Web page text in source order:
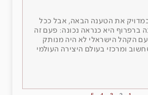
את הטענה הבאה, אבל ככל
ברפרוף היא כנראה נכונה: פעם זה
הקהל הישראלי לא היה מנותק
ומרכזי בעולם היצירה העולמי